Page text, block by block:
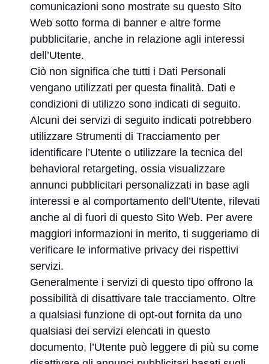
comunicazioni sono mostrate su questo Sito
Web sotto forma di banner e altre forme
pubblicitarie, anche in relazione agli interessi
dell’Utente.
Ciò non significa che tutti i Dati Personali
vengano utilizzati per questa finalità. Dati e
condizioni di utilizzo sono indicati di seguito.
Alcuni dei servizi di seguito indicati potrebbero
utilizzare Strumenti di Tracciamento per
identificare l’Utente o utilizzare la tecnica del
behavioral retargeting, ossia visualizzare
annunci pubblicitari personalizzati in base agli
interessi e al comportamento dell’Utente, rilevati
anche al di fuori di questo Sito Web. Per avere
maggiori informazioni in merito, ti suggeriamo di
verificare le informative privacy dei rispettivi
servizi.
Generalmente i servizi di questo tipo offrono la
possibilità di disattivare tale tracciamento. Oltre
a qualsiasi funzione di opt-out fornita da uno
qualsiasi dei servizi elencati in questo
documento, l’Utente può leggere di più su come